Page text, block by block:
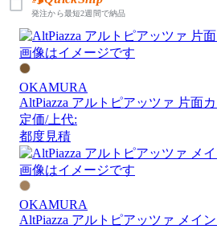
発注から最短2週間で納品
画像はイメージです
OKAMURA
AltPiazza アルトピアッツァ 片面
定価/上代:
都度見積
画像はイメージです
OKAMURA
AltPiazza アルトピアッツァ メイ